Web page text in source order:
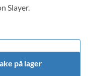
Slayer.
på lager